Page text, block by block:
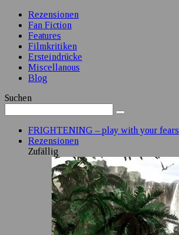
Rezensionen
Fan Fiction
Features
Filmkritiken
Ersteindrücke
Miscellanous
Blog
Suchen
FRIGHTENING – play with your fears
Rezensionen
Zufällig